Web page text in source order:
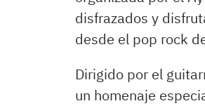
disfrazados y
desde el pop rock
Dirigido por el
un homenaje